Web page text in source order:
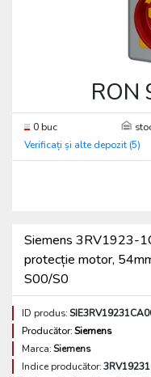
RON
0 buc
Verificați și alte depozit (5)
Siemens 3RV1923-
protecție motor,
S00/S0
ID produs:
Producător:Siemens
Marca:Siemens
Indice producător: